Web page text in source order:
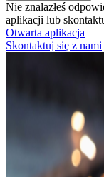
Nie znalazłeś
aplikacji lub
Otwarta aplikacja
Skontaktuj się z nami